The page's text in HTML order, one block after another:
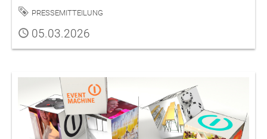
Schlagwort
Pressemitteilung
Publiziert
05.03.2026